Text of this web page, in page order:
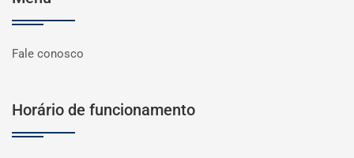
Fale conosco
Horário de funcionamento